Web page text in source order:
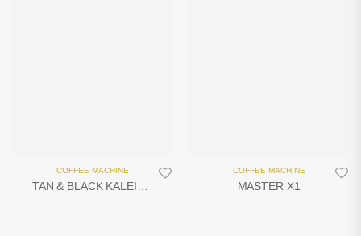
COFFEE MACHINE
TAN & BLACK KALEIDO SNIPER M1
COFFEE MACHINE
MASTER X1